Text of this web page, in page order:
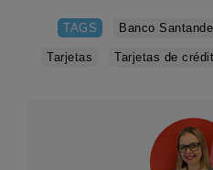
TAGS Banco
Tarjetas Tarjetas de